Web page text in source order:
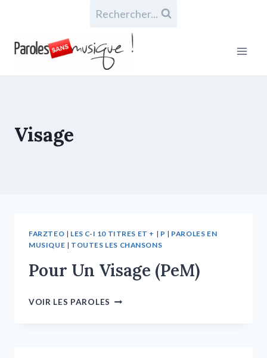
Rechercher...
Visage
FARZTEO | LES C-I 10 TITRES ET + | P | PAROLES EN
MUSIQUE | TOUTES LES CHANSONS
Pour Un Visage (PeM)
VOIR LES PAROLES